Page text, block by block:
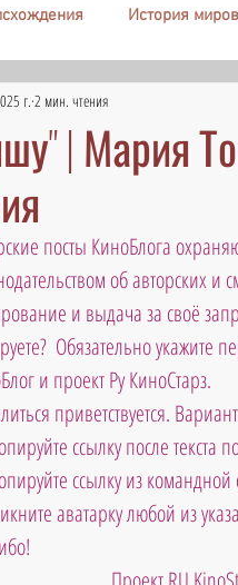
История
| Мария
г. 2 мин. чтения
посты КиноБлога
об авторских и
и выдача за своё
Обязательно укажите
и проект Ру КиноСтарз.
приветствуется.
ссылку после текста
ссылку из командной
аватарку любой из